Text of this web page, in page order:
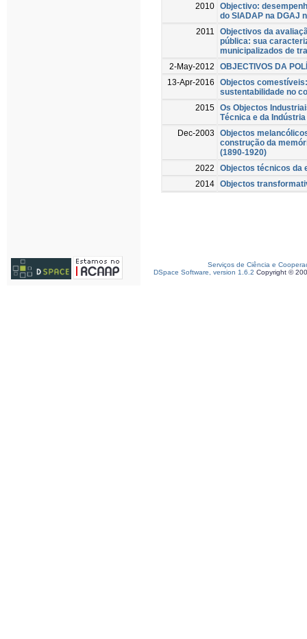
2010 Objectivo:
do SIADAP na DGAJ
2011
Objectivos da
pública: sua
municipalizados de
2-May-2012
OBJECTIVOS DA
13-Apr-2016
Objectos
sustentabilidade no
2015 Os Objectos
Técnica e da
Dec-2003
Objectos
construção da
(1890-1920)
2022
Objectos técnicos da
2014 Objectos
Serviços de Ciência e
DSpace Software, version 1.6.2 Copyright ©